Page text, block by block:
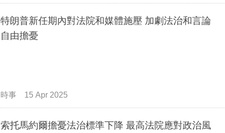
特朗普新任期內對法院和媒體施壓 加劇法治和言論
自由擔憂
時事 15 Apr 2025
索托馬約爾擔憂法治標準下降 最高法院應對政治風